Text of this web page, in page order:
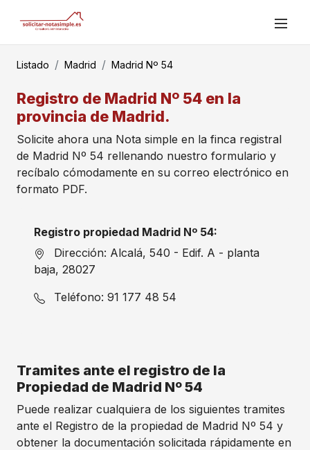
Listado Madrid Madrid Nº 54
Registro de Madrid Nº 54 en la
provincia de Madrid.
Solicite ahora una Nota simple en la finca registral
de Madrid Nº 54 rellenando nuestro formulario y
recíbalo cómodamente en su correo electrónico en
formato PDF.
Registro propiedad Madrid Nº 54:
Dirección: Alcalá, 540 - Edif. A - planta
baja, 28027
Teléfono: 91 177 48 54
Tramites ante el registro de la
Propiedad de Madrid Nº 54
Puede realizar cualquiera de los siguientes tramites
ante el Registro de la propiedad de Madrid Nº 54 y
obtener la documentación solicitada rápidamente en